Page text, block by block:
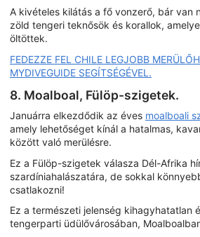
A kivételes kilátás a fő vonzerő, bár van
zöld tengeri teknősök és korallok,
öltöttek.
FEDEZZE FEL CHILE LEGJOBB
MYDIVEGUIDE SEGÍTSÉGÉVEL.
8. Moalboal, Fülöp-szigetek.
Januárra elkezdődik az éves moalboali
amely lehetőséget kínál a hatalmas,
között való merülésre.
Ez a Fülöp-szigetek válasza Dél-Afrika
szardíniahalászatára, de sokkal
csatlakozni!
Ez a természeti jelenség kihagyhatatlan
tengerparti üdülővárosában,